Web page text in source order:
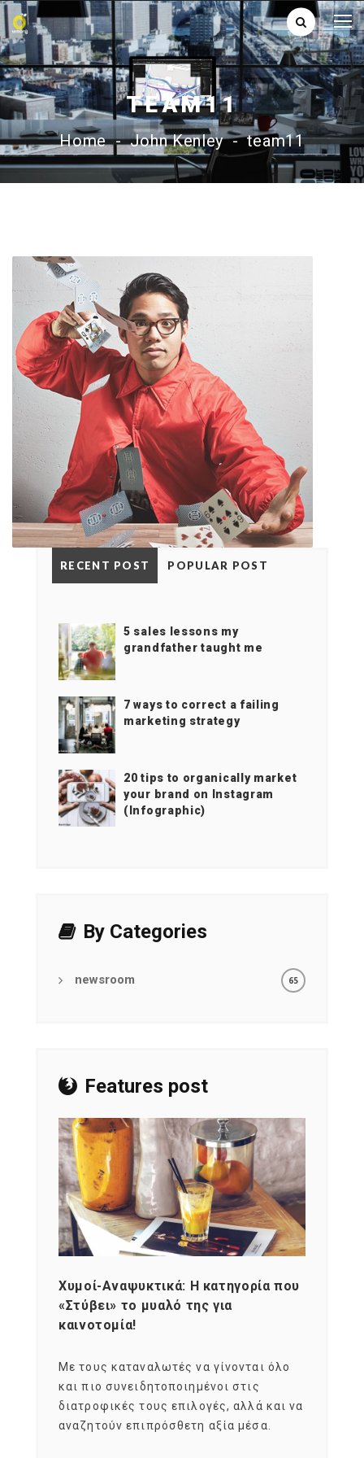
TEAM11
Home - John Kenley - team11
RECENT POST POPULAR POST
5 sales lessons my
grandfather taught me
7 ways to correct a failing
marketing strategy
20 tips to organically market
your brand on Instagram
(Infographic)
By Categories
newsroom 65
Features post
Χυμοί-Αναψυκτικά: Η κατηγορία που
«Στύβει» το μυαλό της για
καινοτομία!
Με τους καταναλωτές να γίνονται όλο
και πιο συνειδητοποιημένοι στις
διατροφικές τους επιλογές, αλλά και να
αναζητούν επιπρόσθετη αξία μέσα.